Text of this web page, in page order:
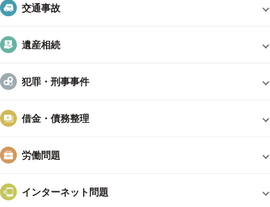
https://www.ais-lawyers.jp/access.html
交通事故
遺産相続
犯罪・刑事事件
借金・債務整理
労働問題
インターネット問題